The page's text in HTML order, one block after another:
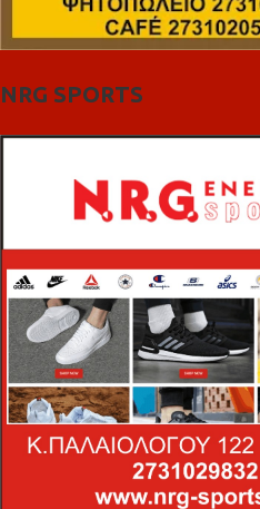
NRG SPORTS